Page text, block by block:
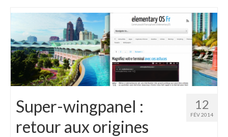
12
FÉV 2014
Super-wingpanel :
retour aux origines